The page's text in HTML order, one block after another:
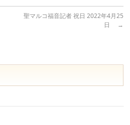
聖マルコ福音記者 祝日 2022年4月25
日
→